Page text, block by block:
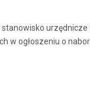
w ogłoszeniu o